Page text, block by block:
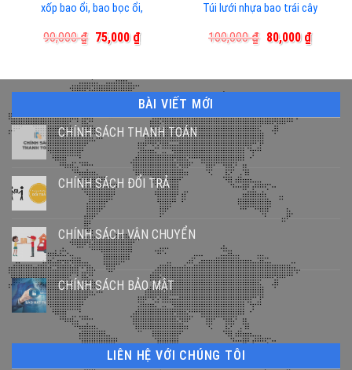
xốp bao ổi, bao bọc ổi,
90,000₫ Giá
gốc
75,000 ₫Giá
hiện
Túi lưới nhựa bao trái cây
100,000₫ Giá
gốc
80,000 ₫Giá
hiện
BÀI VIẾT MỚI
CHÍNH SÁCH THANH TOÁN
CHÍNH SÁCH ĐỔI TRẢ
CHÍNH SÁCH VẬN CHUYỂN
CHÍNH SÁCH BẢO MẬT
LIÊN HỆ VỚI CHÚNG TÔI